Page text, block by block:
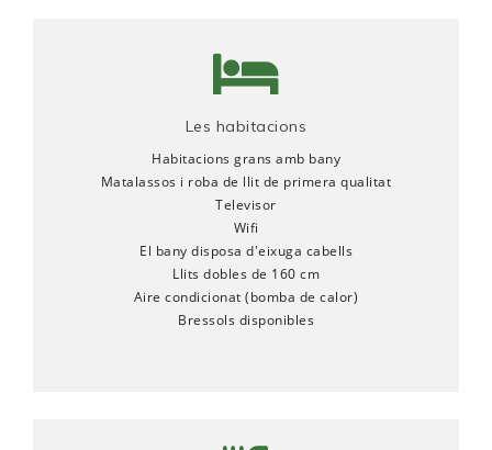
Les habitacions
Habitacions grans amb bany
Matalassos i roba de llit de primera qualitat
Televisor
Wifi
El bany disposa d'eixuga cabells
Llits dobles de 160 cm
Aire condicionat (bomba de calor)
Bressols disponibles